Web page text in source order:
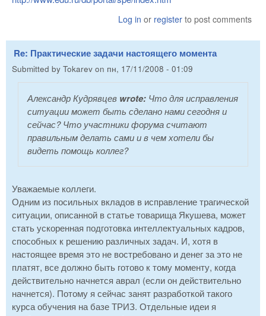
Log in or register to post comments
Re: Практические задачи настоящего момента
Submitted by Tokarev on пн, 17/11/2008 - 01:09
Александр Кудрявцев wrote: Что для исправления
ситуации может быть сделано нами сегодня и
сейчас? Что участники форума считают
правильным делать сами и в чем хотели бы
видеть помощь коллег?
Уважаемые коллеги.
Одним из посильных вкладов в исправление трагической
ситуации, описанной в статье товарища Якушева, может
стать ускоренная подготовка интеллектуальных кадров,
способных к решению различных задач. И, хотя в
настоящее время это не востребовано и денег за это не
платят, все должно быть готово к тому моменту, когда
действительно начнется аврал (если он действительно
начнется). Потому я сейчас занят разработкой такого
курса обучения на базе ТРИЗ. Отдельные идеи я